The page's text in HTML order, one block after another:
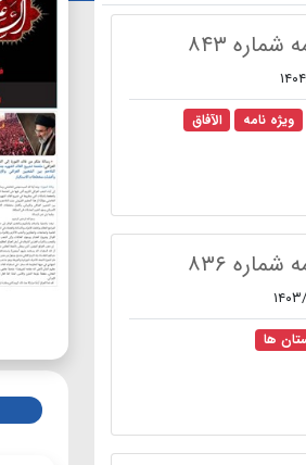
۸۴۳
ویژه نامه الآفاق
۸۳۶
ها